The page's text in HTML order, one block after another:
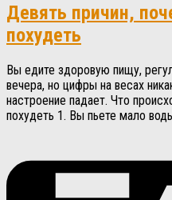
Девять причин,
похудеть
Вы едите здоровую пищу,
вечера, но цифры на весах
настроение падает. Что
похудеть 1. Вы пьете мало